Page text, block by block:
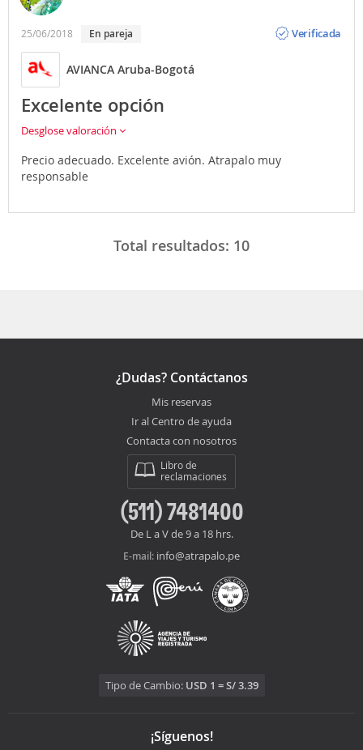
25/06/2018 En pareja
Verificada
AVIANCA Aruba-Bogotá
Excelente opción
Desglose valoración
Precio adecuado. Excelente avión. Atrapalo muy
responsable
Total resultados: 10
¿Dudas? Contáctanos
Mis reservas
Ir al Centro de ayuda
Contacta con nosotros
Libro de
reclamaciones
(511) 7481400
De L a V de 9 a 18 hrs.
E-mail: info@atrapalo.pe
Tipo de Cambio: USD 1 = S/ 3.39
¡Síguenos!